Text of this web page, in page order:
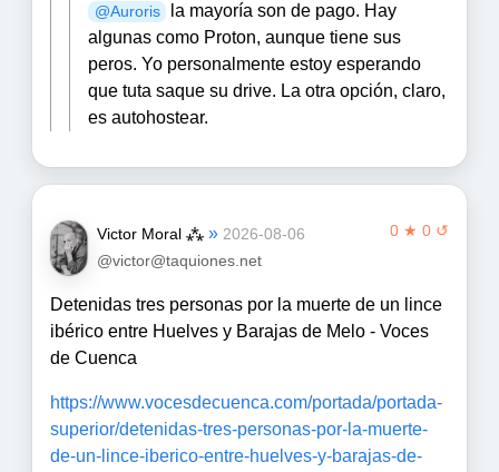
@Auroris
la mayoría son de pago. Hay
algunas como Proton, aunque tiene sus
peros. Yo personalmente estoy esperando
que tuta saque su drive. La otra opción, claro,
es autohostear.
0 ★ 0 ↺
Victor Moral ⁂ » 2026-08-06
@victor@taquiones.net
Detenidas tres personas por la muerte de un lince
ibérico entre Huelves y Barajas de Melo - Voces
de Cuenca
https://www.vocesdecuenca.com/portada/portada-
superior/detenidas-tres-personas-por-la-muerte-
de-un-lince-iberico-entre-huelves-y-barajas-de-